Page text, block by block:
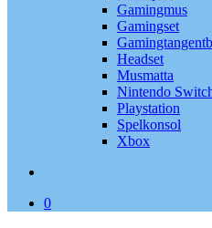
Gamingmus
Gamingset
Headset
Musmatta
Nintendo
Playstation
Spelkonsol
Xbox
0